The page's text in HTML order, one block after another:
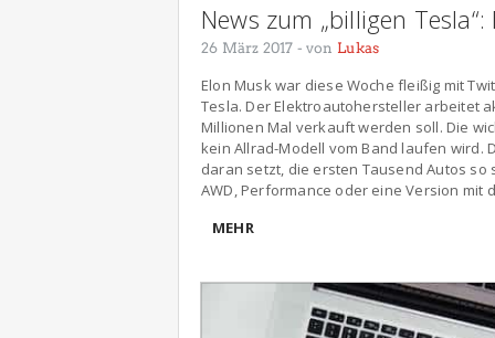
News zum „billigen
26 März 2017 - von Lukas
Elon Musk war diese Woche fleißig mit
Tesla. Der Elektroautohersteller arbeitet
Millionen Mal verkauft werden soll. Die
kein Allrad-Modell vom Band laufen wird.
daran setzt, die ersten Tausend Autos
AWD, Performance oder eine Version mit
MEHR